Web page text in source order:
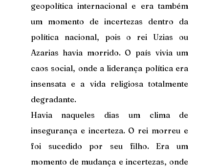
geopolítica internacional e era também
um momento de incertezas dentro da
política nacional, pois o rei Uzias ou
Azarias havia morrido. O país vivia um
caos social, onde a liderança política era
insensata e a vida religiosa totalmente
degradante.
Havia naqueles dias um clima de
insegurança e incerteza. O rei morreu e
foi sucedido por seu filho. Era um
momento de mudança e incertezas, onde